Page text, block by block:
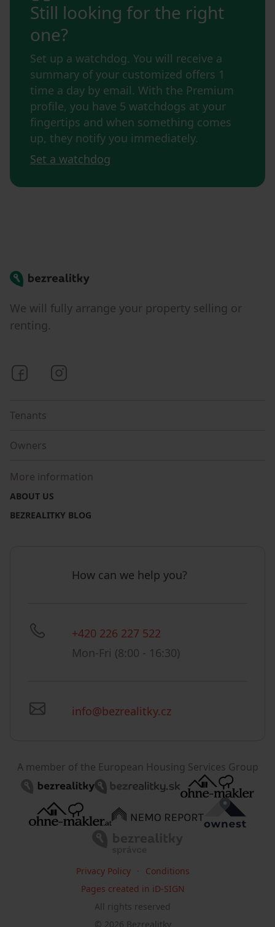
Still looking for the right
one?
Set up a watchdog. You will receive a
summary of your customized offers 1
time a day by email. With the Premium
profile, you have 5 watchdogs at your
fingertips and when something comes
up, they notify you immediately.
Set a watchdog
Bezrealitky
We will fully arrange your property selling or
renting.
Bezrealitky on Facebook
Tenants
Owners
More information
ABOUT US
BEZREALITKY BLOG
How can we help you?
+420 226 227 522
Mon-Fri (8:00 - 16:30)
info@bezrealitky.cz
A member of the European Housing Services Group
© 2026 Bezrealitky
All rights reserved
Privacy Policy
Conditions
Pages created in iD-SIGN